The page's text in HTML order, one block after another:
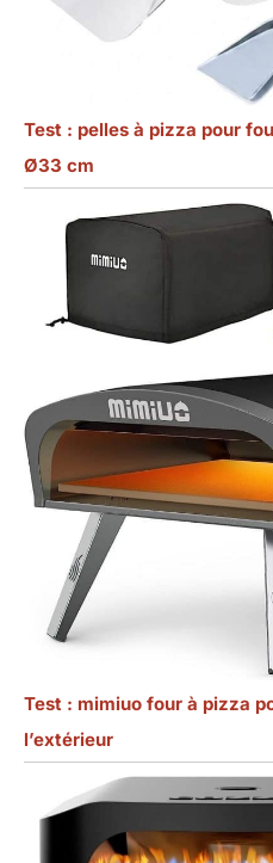
Test : pelles à pizza pour
Ø33 cm
Test : mimiuo four à pizza
l’extérieur